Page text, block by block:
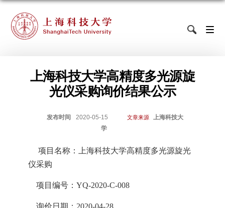
上海科技大学高精度多光源旋
光仪采购询价结果公示
发布时间 2020-05-15 文章来源
上海科技大
学
项目名称：上海科技大学高精度多光源旋光
仪采购
项目编号： YQ-2020-C-008